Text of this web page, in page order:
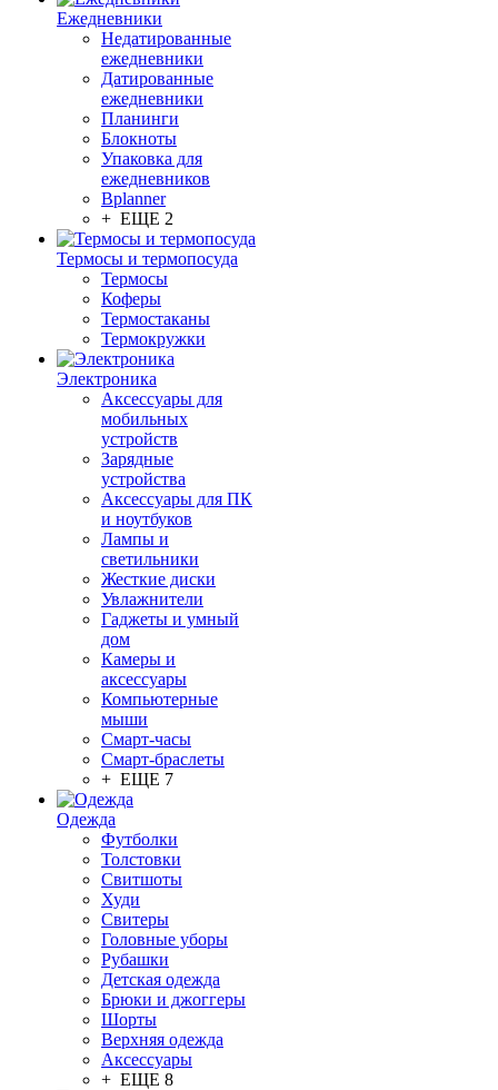
Ежедневники
Недатированные
ежедневники
Датированные
ежедневники
Планинги
Блокноты
Упаковка для
ежедневников
Bplanner
+ ЕЩЕ 2
Термосы и термопосуда
Термосы
Коферы
Термостаканы
Термокружки
Электроника
Аксессуары для
мобильных
устройств
Зарядные
устройства
Аксессуары для ПК
и ноутбуков
Лампы и
светильники
Жесткие диски
Увлажнители
Гаджеты и умный
дом
Камеры и
аксессуары
Компьютерные
мыши
Смарт-часы
Смарт-браслеты
+ ЕЩЕ 7
Одежда
Футболки
Толстовки
Свитшоты
Худи
Свитеры
Головные уборы
Рубашки
Детская одежда
Брюки и джоггеры
Шорты
Верхняя одежда
Аксессуары
+ ЕЩЕ 8